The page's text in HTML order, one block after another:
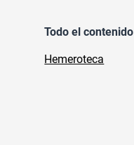
Todo el contenido
Hemeroteca